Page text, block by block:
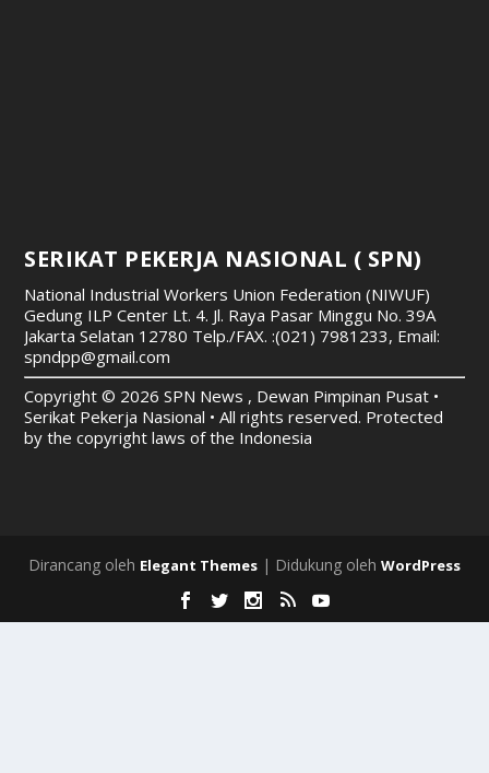
SERIKAT PEKERJA NASIONAL ( SPN)
National Industrial Workers Union Federation (NIWUF)
Gedung ILP Center Lt. 4. Jl. Raya Pasar Minggu No. 39A
Jakarta Selatan 12780 Telp./FAX. :(021) 7981233, Email:
spndpp@gmail.com
Copyright © 2026 SPN News , Dewan Pimpinan Pusat •
Serikat Pekerja Nasional • All rights reserved. Protected
by the copyright laws of the Indonesia
Dirancang oleh Elegant Themes | Didukung oleh WordPress